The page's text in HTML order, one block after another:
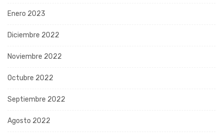
Enero 2023
Diciembre 2022
Noviembre 2022
Octubre 2022
Septiembre 2022
Agosto 2022